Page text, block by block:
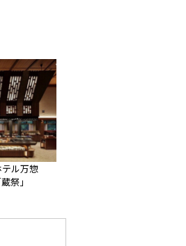
ル万惣
祭」